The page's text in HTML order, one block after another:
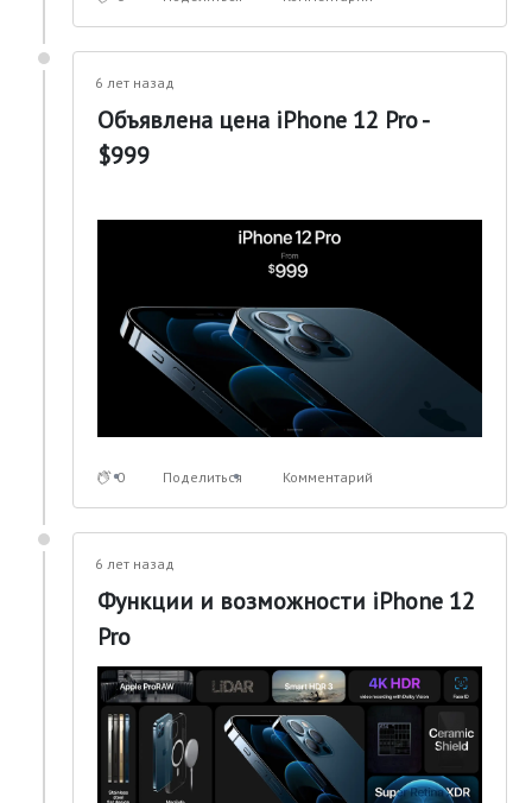
6 лет назад
Объявлена цена iPhone 12 Pro -
$999
0 Поделиться Комментарий
6 лет назад
Функции и возможности iPhone 12
Pro